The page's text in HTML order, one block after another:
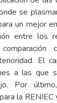
se
un mejor
entre los
El
a las que
Por
la RENIEC